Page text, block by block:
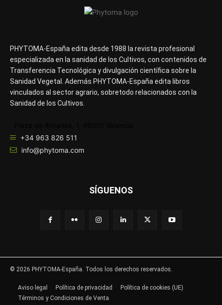
PHYTOMA-España edita desde 1988 la revista profesional
especializada en la sanidad de los Cultivos, con contenidos de
Transferencia Tecnológica y divulgación científica sobre la
Sanidad Vegetal. Además PHYTOMA-España edita libros
vinculados al sector agrario, sobretodo relacionados con la
Sanidad de los Cultivos.
+34 963 826 511
info@phytoma.com
SÍGUENOS
© 2026 PHYTOMA-España. Todos los derechos reservados.
Aviso legal Política de privacidad
Política de cookies (UE)
Términos y Condiciones de Venta